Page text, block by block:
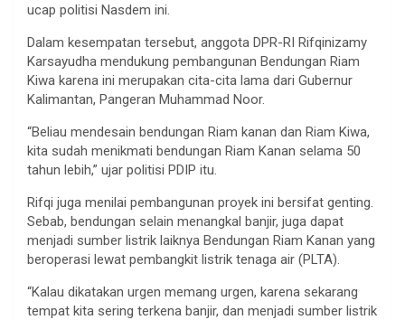
ucap politisi Nasdem ini.
Dalam kesempatan tersebut, anggota DPR-RI Rifqinizamy
Karsayudha mendukung pembangunan Bendungan Riam
Kiwa karena ini merupakan cita-cita lama dari Gubernur
Kalimantan, Pangeran Muhammad Noor.
“Beliau mendesain bendungan Riam kanan dan Riam Kiwa,
kita sudah menikmati bendungan Riam Kanan selama 50
tahun lebih,” ujar politisi PDIP itu.
Rifqi juga menilai pembangunan proyek ini bersifat genting.
Sebab, bendungan selain menangkal banjir, juga dapat
menjadi sumber listrik laiknya Bendungan Riam Kanan yang
beroperasi lewat pembangkit listrik tenaga air (PLTA).
“Kalau dikatakan urgen memang urgen, karena sekarang
tempat kita sering terkena banjir, dan menjadi sumber listrik